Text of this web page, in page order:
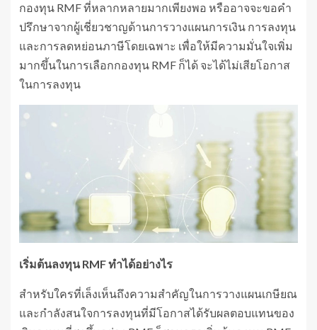
กองทุน RMF ที่หลากหลายมากเพียงพอ หรืออาจจะขอคำ
ปรึกษาจากผู้เชี่ยวชาญด้านการวางแผนการเงิน การลงทุน
และการลดหย่อนภาษีโดยเฉพาะ เพื่อให้มีความมั่นใจเพิ่ม
มากขึ้นในการเลือกกองทุน RMF ก็ได้ จะได้ไม่เสียโอกาส
ในการลงทุน
เริ่มต้นลงทุนRMF ทำได้อย่างไร
สำหรับใครที่เล็งเห็นถึงความสำคัญในการวางแผนเกษียณ
และกำลังสนใจการลงทุนที่มีโอกาสได้รับผลตอบแทนของ